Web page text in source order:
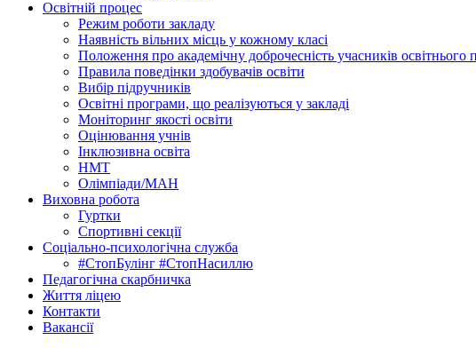
Освітній процес
Режим роботи закладу
Наявність вільних місць у кожному класі
Положення про академічну доброчесність учасників освітнього
Правила поведінки здобувачів освіти
Вибір підручників
Освітні програми, що реалізуються у закладі
Моніторинг якості освіти
Оцінювання учнів
Інклюзивна освіта
НМТ
Олімпіади/МАН
Виховна робота
Гуртки
Спортивні секції
Соціально-психологічна служба
#СтопБулінг #СтопНасиллю
Педагогічна скарбничка
Життя ліцею
Контакти
Вакансії